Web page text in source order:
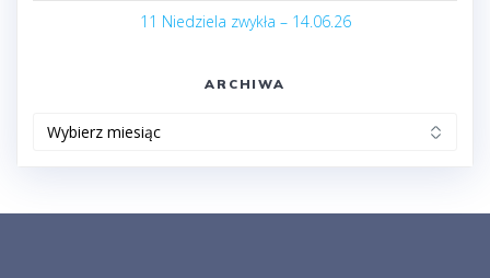
11 Niedziela zwykła – 14.06.26
ARCHIWA